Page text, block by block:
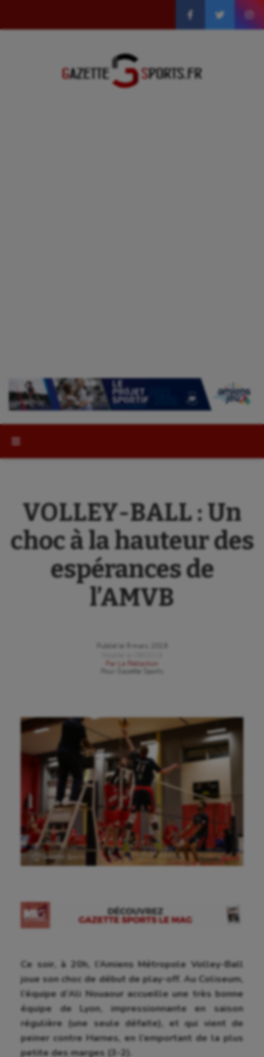
VOLLEY-BALL : Un
choc à la hauteur des
espérances de
l’AMVB
Publié le
9 mars 2019
Par
La Rédaction
Gazette Sports
Ce soir, à 20h, l’Amiens Métropole Volley-Ball
joue son choc de début de play-off. Au Coliseum,
l’équipe d’Ali Nouaour accueille une très bonne
équipe de Lyon, impressionnante en saison
régulière (une seule défaite), et qui vient de
peiner contre Harnes, en l’emportant de la plus
petite des marges (3-2).